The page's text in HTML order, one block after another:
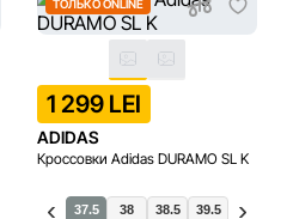
ТОЛЬКО ONLINE
1 299 LEI
ADIDAS
Кроссовки Adidas DURAMO SL K
37.5 38 38.5 39.5 40